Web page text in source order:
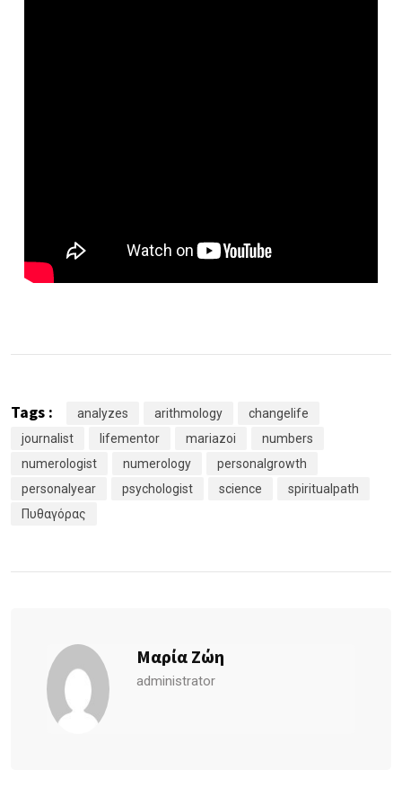
Tags : analyzes arithmology
changelife
journalist
lifementor mariazoi
numbers
numerologist
numerology
personalgrowth
personalyear
psychologist science
spiritualpath
Πυθαγόρας
Μαρία Ζώη
administrator